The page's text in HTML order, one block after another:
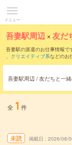
メニュー
吾妻駅周辺 ×友だ
吾妻駅の派遣のお仕事情報で
、 クリエイティブ系などのお
吾妻駅周辺 / 友だちと一
全 1 件
未読 掲載日 2026/08/